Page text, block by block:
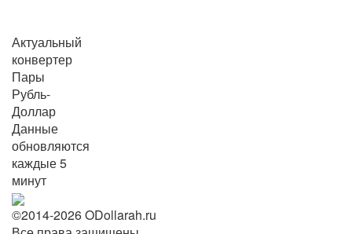
Актуальный
конвертер
Пары
Рубль-
Доллар
Данные
обновляются
каждые 5
минут
©2014-2026 ODollarah.ru